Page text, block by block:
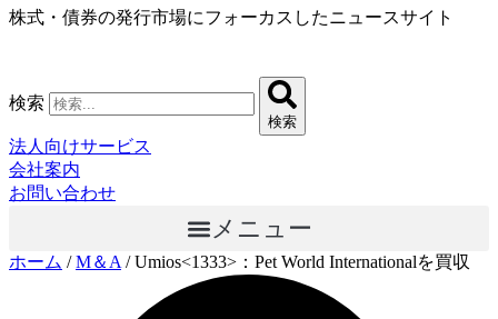
コ
ツ
に
ス
キ
ッ
株式・債券の発行市場にフォーカスしたニュースサイト
検索
検索
法人向けサービス
会社案内
お問い合わせ
メニュー
ホーム /M＆A /Umios<1333>：Pet World Internationalを買収